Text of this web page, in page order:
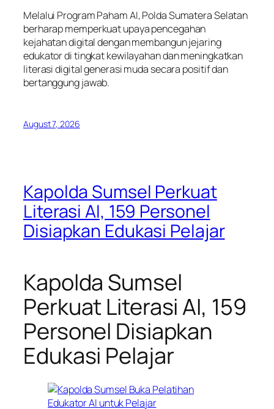
Melalui Program Paham AI, Polda Sumatera Selatan
berharap memperkuat upaya pencegahan
kejahatan digital dengan membangun jejaring
edukator di tingkat kewilayahan dan meningkatkan
literasi digital generasi muda secara positif dan
bertanggung jawab.
August 7, 2026
Kapolda Sumsel Perkuat
Literasi AI, 159 Personel
Disiapkan Edukasi Pelajar
Kapolda Sumsel
Perkuat Literasi AI, 159
Personel Disiapkan
Edukasi Pelajar